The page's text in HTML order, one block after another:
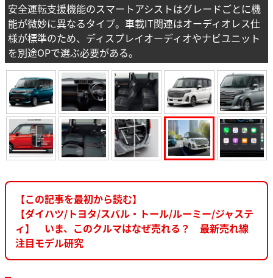
安全運転支援機能のスマートアシストはグレードごとに機
能が微妙に異なるタイプ。車載IT関連はオーディオレス仕
様が標準のため、ディスプレイオーディオやナビユニット
を別途OPで選ぶ必要がある。
【この記事を最初から読む】
【ダイハツ/トヨタ/スバル・トール/ルーミー/ジャステ
ィ】 いま、このクルマはなぜ売れる？ 最新売れ線
注目モデル研究